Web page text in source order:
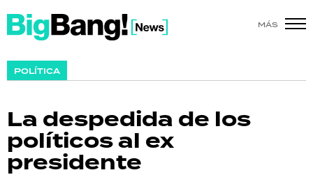
MÁS
POLÍTICA
La despedida de los
políticos al ex
presidente
SHOW
ACTUALIDAD
POLICIALES